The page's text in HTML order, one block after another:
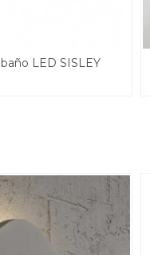
LED SISLEY